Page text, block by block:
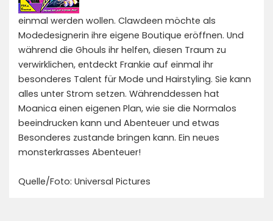
einmal werden wollen. Clawdeen möchte als
Modedesignerin ihre eigene Boutique eröffnen. Und
während die Ghouls ihr helfen, diesen Traum zu
verwirklichen, entdeckt Frankie auf einmal ihr
besonderes Talent für Mode und Hairstyling. Sie kann
alles unter Strom setzen. Währenddessen hat
Moanica einen eigenen Plan, wie sie die Normalos
beeindrucken kann und Abenteuer und etwas
Besonderes zustande bringen kann. Ein neues
monsterkrasses Abenteuer!
Quelle/Foto: Universal Pictures